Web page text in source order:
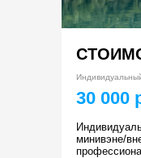
30 000
минивэне/